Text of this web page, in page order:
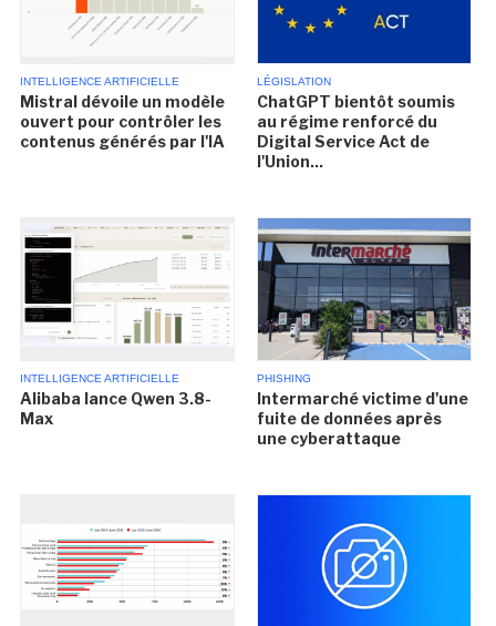
INTELLIGENCE ARTIFICIELLE
Mistral dévoile un modèle
ouvert pour contrôler les
contenus générés par l'IA
LÉGISLATION
ChatGPT bientôt soumis
au régime renforcé du
Digital Service Act de
l'Union...
INTELLIGENCE ARTIFICIELLE
Alibaba lance Qwen 3.8-
Max
PHISHING
Intermarché victime d'une
fuite de données après
une cyberattaque